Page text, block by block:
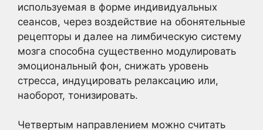
используемая в форме индивидуальных
сеансов, через воздействие на обонятельные
рецепторы и далее на лимбическую систему
мозга способна существенно модулировать
эмоциональный фон, снижать уровень
стресса, индуцировать релаксацию или,
наоборот, тонизировать.
Четвертым направлением можно считать